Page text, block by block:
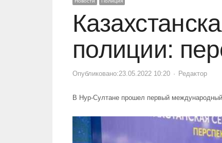
полиции:
Опубликовано:23.05.2022 10:20 Author
Редактор
В Нур-Султане прошел первый международный